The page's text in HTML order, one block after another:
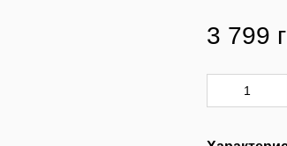
3 799